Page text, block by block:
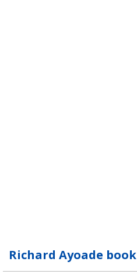
Richard Ayoade book